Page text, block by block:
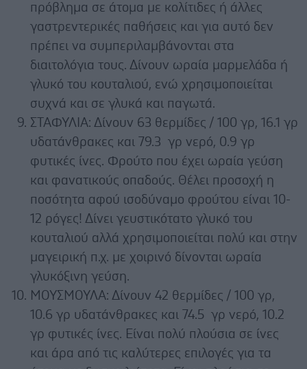
πρόβλημα σε άτομα με κολίτιδες ή άλλες
γαστρεντερικές παθήσεις και για αυτό δεν
πρέπει να συμπεριλαμβάνονται στα
διαιτολόγια τους. Δίνουν ωραία μαρμελάδα ή
γλυκό του κουταλιού, ενώ χρησιμοποιείται
συχνά και σε γλυκά και παγωτά.
ΣΤΑΦΥΛΙΑ: Δίνουν 63 θερμίδες / 100 γρ, 16.1 γρ
υδατάνθρακες και 79.3 γρ νερό, 0.9 γρ
φυτικές ίνες. Φρούτο που έχει ωραία γεύση
και φανατικούς οπαδούς. Θέλει προσοχή η
ποσότητα αφού ισοδύναμο φρούτου είναι 10-
12 ρόγες! Δίνει γευστικότατο γλυκό του
κουταλιού αλλά χρησιμοποιείται πολύ και στην
μαγειρική π.χ. με χοιρινό δίνονται ωραία
γλυκόξινη γεύση.
ΜΟΥΣΜΟΥΛΑ: Δίνουν 42 θερμίδες / 100 γρ,
10.6 γρ υδατάνθρακες και 74.5 γρ νερό, 10.2
γρ φυτικές ίνες. Είναι πολύ πλούσια σε ίνες
και άρα από τις καλύτερες επιλογές για τα